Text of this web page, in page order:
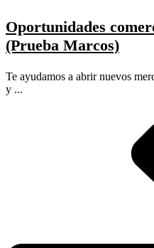
Oportunidades
(Prueba Marcos)
Te ayudamos a abrir nuevos
y ...